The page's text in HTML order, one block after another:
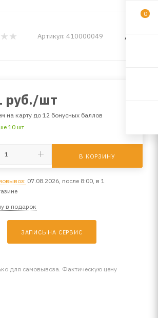
Артикул: 410000049 AWM
руб./шт
на карту до 12 бонусных баллов
10 шт
В КОРЗИНУ
07.08.2026, после 8:00, в 1
в подарок
ЗАПИСЬ НА СЕРВИС
для самовывоза. Фактическую цену
0